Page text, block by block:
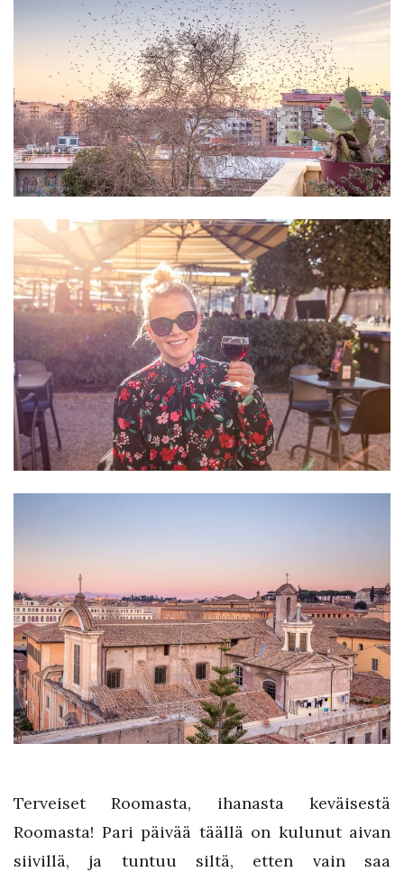
Terveiset Roomasta, ihanasta keväisestä
Roomasta! Pari päivää täällä on kulunut aivan
siivillä, ja tuntuu siltä, etten vain saa